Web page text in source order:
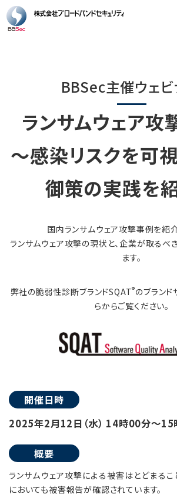
BBSec主催ウェ
ランサムウェア攻
～感染リスクを可
御策の実践を
国内ランサムウェア攻撃事例を紹
ランサムウェア攻撃の現状と、企業が取るべ
ます。
弊社の脆弱性診断ブランドSQAT®のブラン
らからご覧ください。
開催日時
2025年2月12日（水） 14時00分～
概要
ランサムウェア攻撃による被害はとどまるこ
においても被害報告が確認されています。